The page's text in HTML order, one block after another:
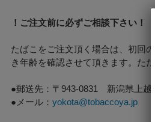
！ご注文前に必ずご相談下さい！
たばこをご注文頂く場合は、初回
き年齢を確認させて頂きます。た
●郵送先：〒943-0831 新潟県上越
●メール： yokota@tobaccoya.jp